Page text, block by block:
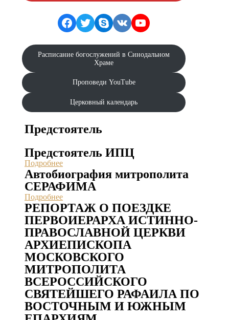
Facebook
Twitter
Skype
VKYouTube
Расписание богослужений в Синодальном
Храме
Проповеди YouTube
Церковный календарь
Предстоятель
Предстоятель ИПЦ
Подробнее
Автобиография митрополита
СЕРАФИМА
Подробнее
РЕПОРТАЖ О ПОЕЗДКЕ
ПЕРВОИЕРАРХА ИСТИННО-
ПРАВОСЛАВНОЙ ЦЕРКВИ
АРХИЕПИСКОПА
МОСКОВСКОГО
МИТРОПОЛИТА
ВСЕРОССИЙ­СКОГО
СВЯТЕЙШЕГО РАФАИЛА ПО
ВОСТОЧНЫМ И ЮЖНЫМ